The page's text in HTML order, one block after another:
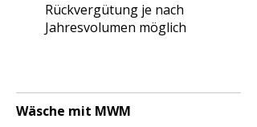
Rückvergütung je nach
Jahresvolumen möglich
Wäsche mit MWM